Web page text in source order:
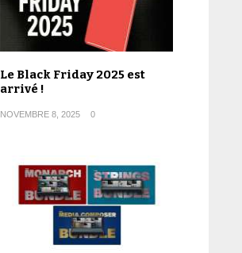
Le Black Friday 2025 est
arrivé !
NOVEMBRE 8, 2025 0